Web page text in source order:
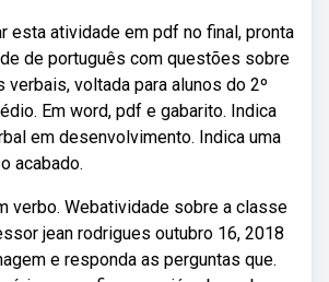
esta atividade em pdf no final, pronta
de português com questões sobre
voltada para alunos do 2º
Em word, pdf e gabarito. Indica
em desenvolvimento. Indica uma
acabado.
verbo. Webatividade sobre a classe
jean rodrigues outubro 16, 2018
e responda as perguntas que.